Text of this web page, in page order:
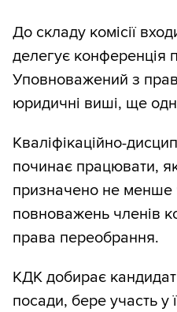
До складу комісії
делегує конференція
Уповноважений з
юридичні виші, ще
Кваліфікаційно-
починає працювати,
призначено не менше
повноважень членів
права переобрання.
КДК добирає
посади, бере участь у